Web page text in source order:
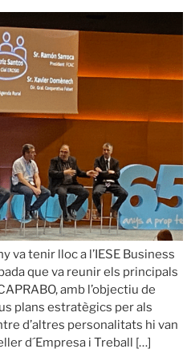
va tenir lloc a l’IESE Business
que va reunir els principals
amb l’objectiu de
plans estratègics per als
d’altres personalitats hi van
d´Empresa i Treball […]